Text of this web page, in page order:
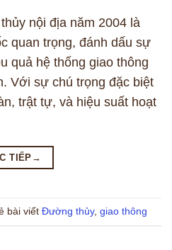
nội địa năm 2004 là
quan trọng, đánh dấu sự
quả hệ thống giao thông
Với sự chú trọng đặc biệt
trật tự, và hiệu suất hoạt
TIẾP →
bài viết Đường thủy, giao thông